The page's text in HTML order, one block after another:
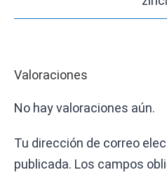
Valoraciones
No hay valoraciones aún.
Tu dirección de correo
publicada. Los campos